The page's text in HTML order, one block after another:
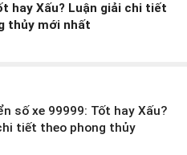
hay Xấu? Luận giải chi tiết
thủy mới nhất
số xe 99999: Tốt hay Xấu?
tiết theo phong thủy